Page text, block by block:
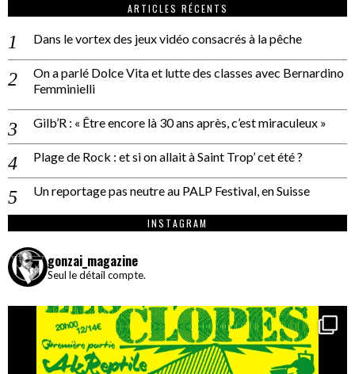
ARTICLES RÉCENTS
Dans le vortex des jeux vidéo consacrés à la pêche
On a parlé Dolce Vita et lutte des classes avec Bernardino
Femminielli
Gilb’R : « Être encore là 30 ans après, c’est miraculeux »
Plage de Rock : et si on allait à Saint Trop’ cet été ?
Un reportage pas neutre au PALP Festival, en Suisse
INSTAGRAM
gonzai_magazine
Seul le détail compte.